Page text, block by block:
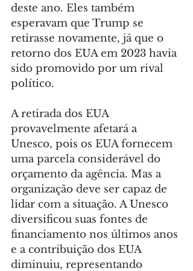
deste ano. Eles também
esperavam que Trump se
retirasse novamente, já que o
retorno dos EUA em 2023 havia
sido promovido por um rival
político.
A retirada dos EUA
provavelmente afetará a
Unesco, pois os EUA fornecem
uma parcela considerável do
orçamento da agência. Mas a
organização deve ser capaz de
lidar com a situação. A Unesco
diversificou suas fontes de
financiamento nos últimos anos
e a contribuição dos EUA
diminuiu, representando